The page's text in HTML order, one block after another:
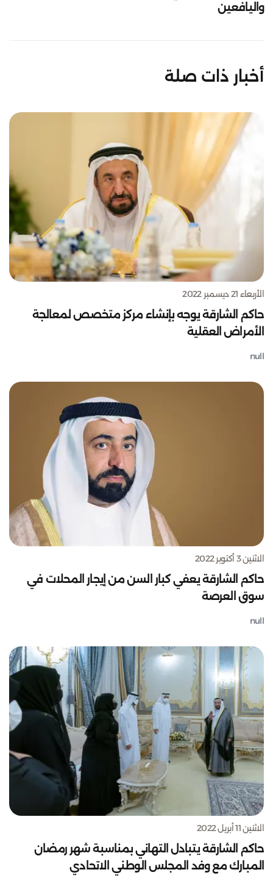
واليافعين
أخبار ذات صلة
الأربعاء 21 ديسمبر 2022
حاكم الشارقة يوجه بإنشاء مركز متخصص لمعالجة
الأمراض العقلية
null
الاثنين 3 أكتوبر 2022
حاكم الشارقة يعفي كبار السن من إيجار المحلات في
سوق العرصة
null
الاثنين 11 أبريل 2022
حاكم الشارقة يتبادل التهاني بمناسبة شهر رمضان
المبارك مع وفد المجلس الوطني الاتحادي